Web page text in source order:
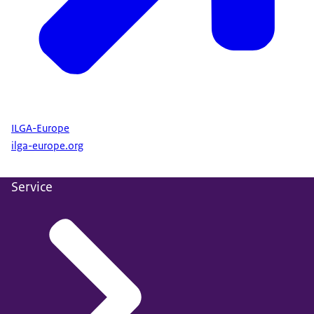
Rainbow Europe
ILGA-Europe
ilga-europe.org
Service